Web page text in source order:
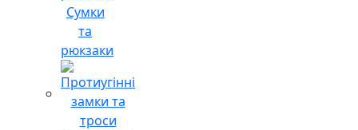
Сумки
та
рюкзаки